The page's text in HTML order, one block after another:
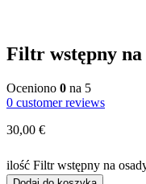
Filtry do wody z
Filtry podzlewowe
Filtry turystyczne
Filtr wstępny na
Oceniono 0 na 5
0 customer reviews
30,00 €
ilość Filtr wstępny na